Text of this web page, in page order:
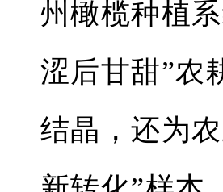
州橄榄种植
涩后甘甜”农
结晶，还为